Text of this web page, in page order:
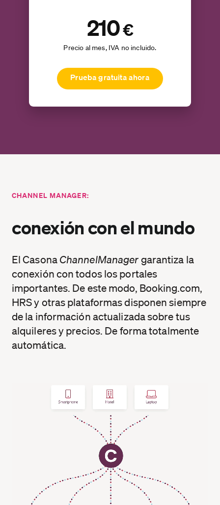
210€
Precio al mes, IVA no incluido.
Prueba gratuita ahora
CHANNEL MANAGER:
conexión con el mundo
El Casona ChannelManager garantiza la
conexión con todos los portales
importantes. De este modo, Booking.com,
HRS y otras plataformas disponen siempre
de la información actualizada sobre tus
alquileres y precios. De forma totalmente
automática.